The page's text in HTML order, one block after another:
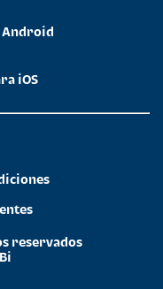
Android
iOS
reservados